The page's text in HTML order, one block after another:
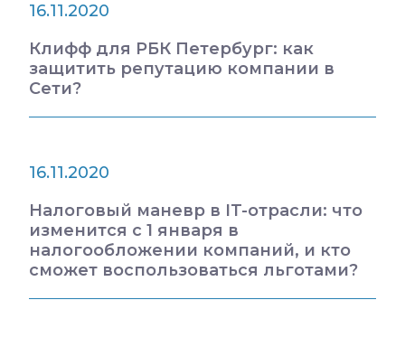
16.11.2020
Клифф для РБК Петербург: как
защитить репутацию компании в
Сети?
16.11.2020
Налоговый маневр в IT-отрасли: что
изменится с 1 января в
налогообложении компаний, и кто
сможет воспользоваться льготами?